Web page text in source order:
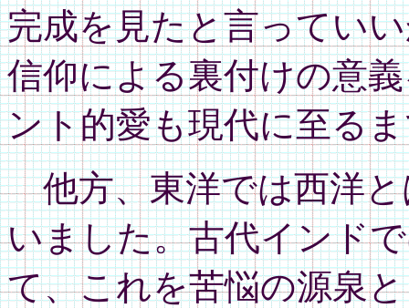
完成を見たと言ってい
信仰による裏付けの意
ント的愛も現代に至る
他方、東洋では西洋と
いました。古代インド
て、これを苦悩の源泉